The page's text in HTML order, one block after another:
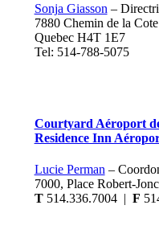
Sonja Giasson –
7880 Chemin de la
Quebec H4T 1E7
Tel: 514-788-5075
Courtyard Aéroport
Residence Inn
Lucie Perman –
7000, Place Robert-
T514.336.7004 | F